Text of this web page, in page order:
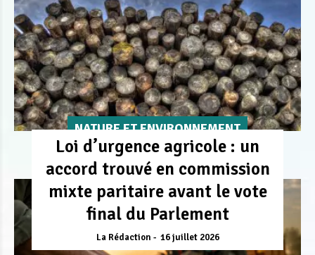
NATURE ET ENVIRONNEMENT
Loi d’urgence agricole : un
accord trouvé en commission
mixte paritaire avant le vote
final du Parlement
La Rédaction 16 juillet 2026